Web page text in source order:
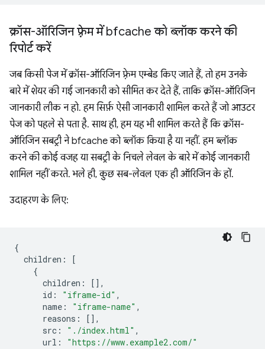
क्रॉस-ऑरिजिन फ़्रेम में bfcache को ब्लॉक करने की
रिपोर्ट करें
जब किसी पेज में क्रॉस-ऑरिजिन फ़्रेम एम्बेड किए जाते हैं, तो हम उनके
बारे में शेयर की गई जानकारी को सीमित कर देते हैं, ताकि क्रॉस-ऑरिजिन
जानकारी लीक न हो. हम सिर्फ़ ऐसी जानकारी शामिल करते हैं जो आउटर
पेज को पहले से पता है. साथ ही, हम यह भी शामिल करते हैं कि क्रॉस-
ऑरिजिन सबट्री ने bfcache को ब्लॉक किया है या नहीं. हम ब्लॉक
करने की कोई वजह या सबट्री के निचले लेवल के बारे में कोई जानकारी
शामिल नहीं करते. भले ही, कुछ सब-लेवल एक ही ऑरिजिन के हों.
उदाहरण के लिए:
{
children :
[
{
children :
[],
id : "iframe-id" ,
name : "iframe-name" ,
reasons :
[],
src : "./index.html" ,
url :
"https://www.example2.com/"